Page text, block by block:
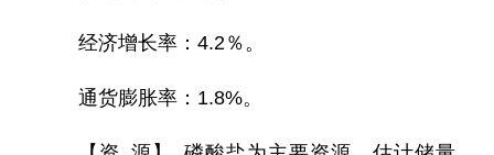
经济增长率：4.2％。
通货膨胀率：1.8%。